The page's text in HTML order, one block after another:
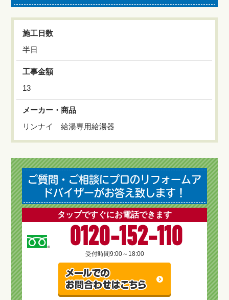
施工日数
半日
工事金額
13
メーカー・商品
リンナイ 給湯専用給湯器
ご質問・ご相談にプロのリフォームア
ドバイザーがお答え致します！
タップですぐにお電話できます
0120-152-110
受付時間9:00～18:00